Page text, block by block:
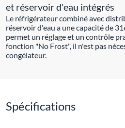
et réservoir d'eau intégrés
Le réfrigérateur combiné avec
réservoir d'eau a une capacité de
permet un réglage et un contrôle
fonction "No Frost", il n'est pas
congélateur.
Spécifications